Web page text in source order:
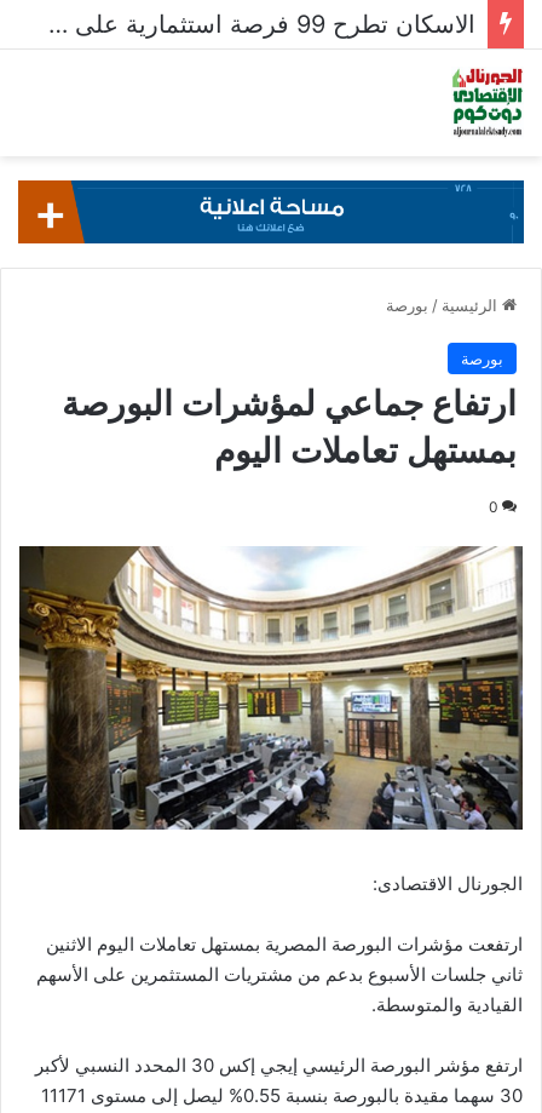
الاسكان تطرح 99 فرصة استثمارية على بوابة خدمات المستثمرين للشركات المصرية واستقبال 204 طلبات للشركات الأجنبية
الرئيسية / بورصة
بورصة
ارتفاع جماعي لمؤشرات البورصة
بمستهل تعاملات اليوم
0
الجورنال الاقتصادى:
ارتفعت مؤشرات البورصة المصرية بمستهل تعاملات اليوم الاثنين
ثاني جلسات الأسبوع بدعم من مشتريات المستثمرين على الأسهم
القيادية والمتوسطة.
ارتفع مؤشر البورصة الرئيسي إيجي إكس 30 المحدد النسبي لأكبر
30 سهما مقيدة بالبورصة بنسبة 0.55% ليصل إلى مستوى 11171